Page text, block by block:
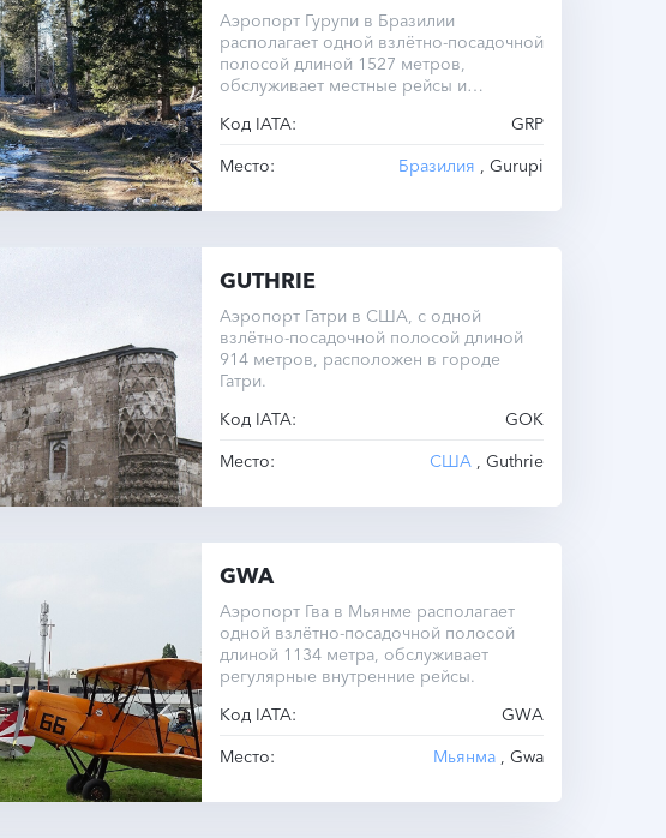
Аэропорт Гурупи в Бразилии
располагает одной взлётно-посадочной
полосой длиной 1527 метров,
обслуживает местные рейсы и
региона.
Код IATA:
GRP
Место:
Бразилия , Gurupi
GUTHRIE
Аэропорт Гатри в США, с одной
взлётно-посадочной полосой длиной
914 метров, расположен в городе
Гатри.
Код IATA:
GOK
Место:
США , Guthrie
GWA
Аэропорт Гва в Мьянме располагает
одной взлётно-посадочной полосой
длиной 1134 метра, обслуживает
регулярные внутренние рейсы.
Код IATA:
GWA
Место:
Мьянма , Gwa